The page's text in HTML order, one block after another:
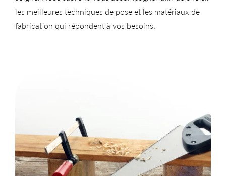
les meilleures techniques de pose et les matériaux de
fabrication qui répondent à vos besoins.